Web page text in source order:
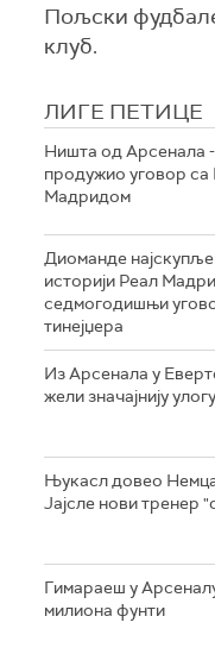
Пољски
клуб.
ЛИГЕ ПЕТИЦЕ
Ништа од Арсенала -
продужио уговор са
Мадридом
Диоманде
историји Реал
седмогодишњи
тинејџера
Из Арсенала у
жели значајнију улогу
Њукасл довео
Јајсле нови тренер
Гимараеш у
милиона фунти